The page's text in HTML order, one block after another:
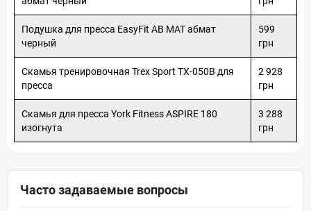
Подушка для пресса EasyFit AB MAT абмат
черный
599
грн
Скамья тренировочная Trex Sport TX-050B для
пресса
2 928
грн
Скамья для пресса York Fitness ASPIRE 180
изогнута
3 288
грн
Часто задаваемые вопросы